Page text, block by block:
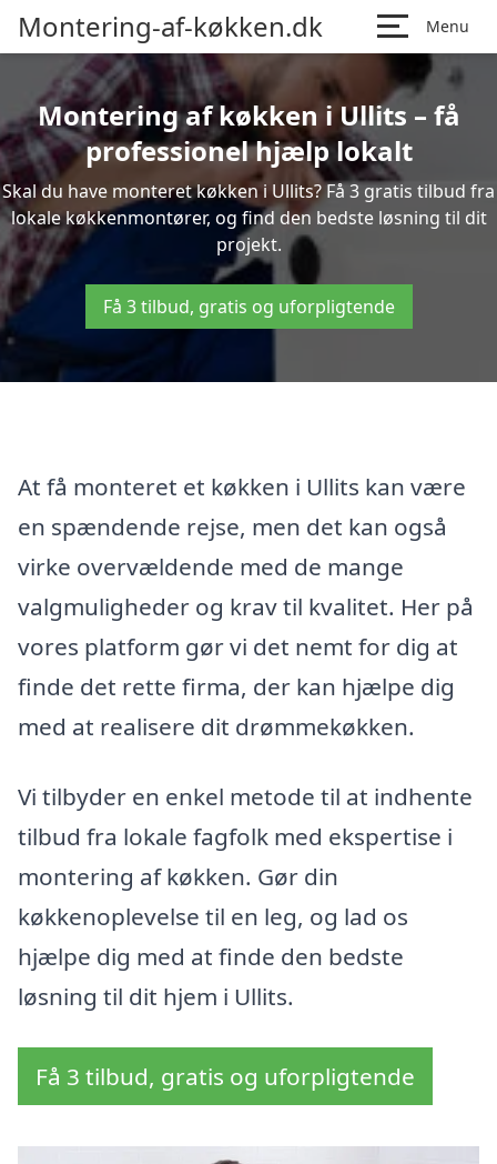
Montering-af-køkken.dk Menu
Montering af køkken i Ullits – få
professionel hjælp lokalt
Skal du have monteret køkken i Ullits? Få 3 gratis tilbud fra
lokale køkkenmontører, og find den bedste løsning til dit
projekt.
Få 3 tilbud, gratis og uforpligtende
At få monteret et køkken i Ullits kan være
en spændende rejse, men det kan også
virke overvældende med de mange
valgmuligheder og krav til kvalitet. Her på
vores platform gør vi det nemt for dig at
finde det rette firma, der kan hjælpe dig
med at realisere dit drømmekøkken.
Vi tilbyder en enkel metode til at indhente
tilbud fra lokale fagfolk med ekspertise i
montering af køkken. Gør din
køkkenoplevelse til en leg, og lad os
hjælpe dig med at finde den bedste
løsning til dit hjem i Ullits.
Få 3 tilbud, gratis og uforpligtende